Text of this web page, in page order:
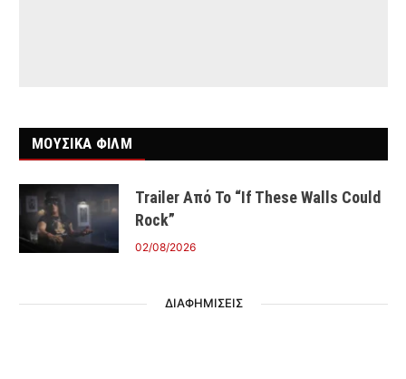
ΜΟΥΣΙΚΑ ΦΙΛΜ
Trailer Από Το “If These Walls Could
Rock”
02/08/2026
ΔΙΑΦΗΜΙΣΕΙΣ